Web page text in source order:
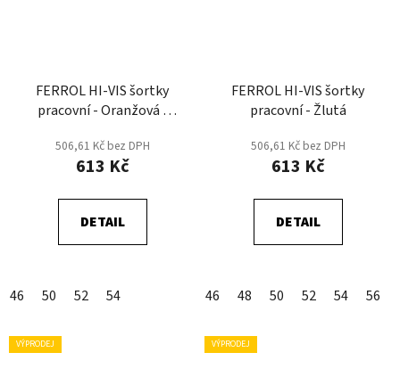
FERROL HI-VIS šortky
pracovní - Oranžová -
506,61 Kč bez DPH
613 Kč
DETAIL
46 50 52 54
FERROL HI-VIS šortky
pracovní - Žlutá
506,61 Kč bez DPH
613 Kč
DETAIL
46 48 50 52 54 56
VÝPRODEJ VÝPRODEJ